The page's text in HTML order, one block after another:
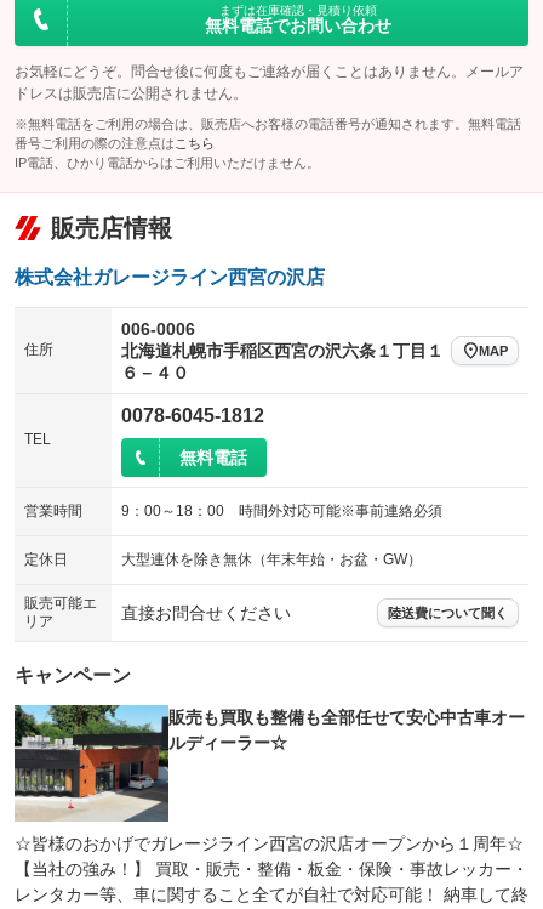
まずは在庫確認・見積り依頼
無料電話でお問い合わせ
お気軽にどうぞ。問合せ後に何度もご連絡が届くことはありません。メールア
ドレスは販売店に公開されません。
※無料電話をご利用の場合は、販売店へお客様の電話番号が通知されます。無料電話
番号ご利用の際の注意点は こちら
IP電話、ひかり電話からはご利用いただけません。
販売店情報
株式会社ガレージライン西宮の沢店
住所
006-0006
北海道札幌市手稲区西宮の沢六条１丁目１
６－４０
MAP
TEL
0078-6045-1812
無料電話
営業時間 9：00～18：00 時間外対応可能※事前連絡必須
定休日 大型連休を除き無休（年末年始・お盆・GW）
販売可能エ
リア
直接お問合せください 陸送費について聞く
キャンペーン
販売も買取も整備も全部任せて安心中古車オー
ルディーラー☆
☆皆様のおかげでガレージライン西宮の沢店オープンから１周年☆
【当社の強み！】 買取・販売・整備・板金・保険・事故レッカー・
レンタカー等、車に関すること全てが自社で対応可能！ 納車して終